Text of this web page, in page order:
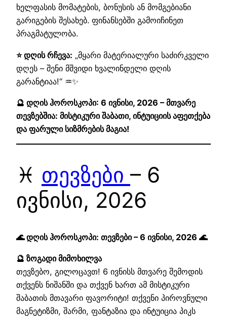
ხელფასის მომატების, ბონუსის ან მომგებიანი
გარიგების შესახებ. ფინანსებში გამოიჩინეთ
პრაგმატულობა.
⭐ დღის რჩევა: „მყარი მატერიალური საძირკველი
დღეს – შენი მშვიდი ხვალინდელი დღის
გარანტიაა!“ ♒✨
🔮 დღის ჰოროსკოპი: 6 ივნისი, 2026 – მთვარე
თევზებშია: მისტიკური შაბათი, ინტუიციის აფეთქება
და ფარული სიზმრების მაგია!
♓ თევზები – 6
ივნისი, 2026
🌊 დღის ჰოროსკოპი: თევზები – 6 ივნისი, 2026 🌊
🔮 ზოგადი მიმოხილვა
თევზებო, გილოცავთ! 6 ივნისს მთვარე შემოდის
თქვენს ნიშანში და თქვენ ხართ ამ მისტიკური
შაბათის მთავარი ფავორიტი! თქვენი პიროვნული
მაგნეტიზმი, შარმი, ფანტაზია და ინტუიცია პიკს